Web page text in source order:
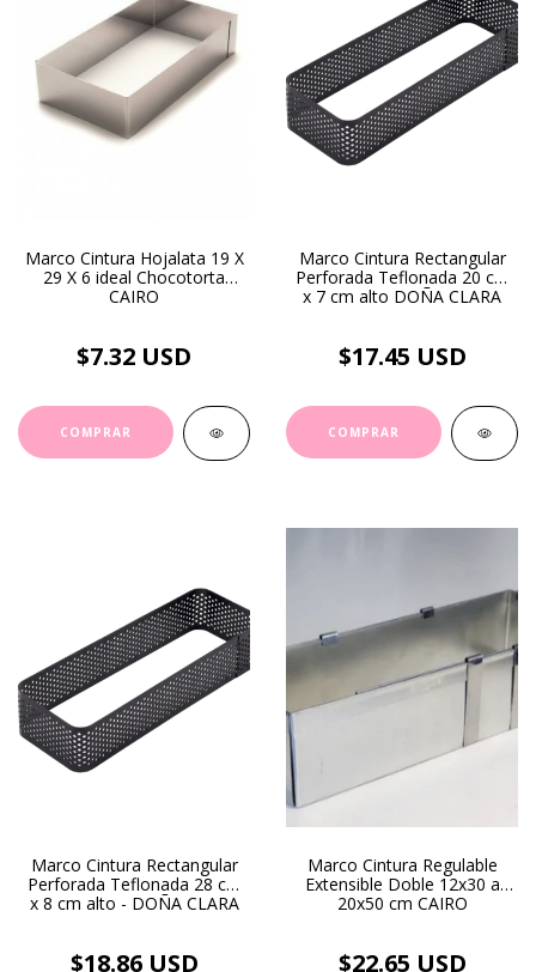
Marco Cintura Hojalata 19 X
29 X 6 ideal Chocotorta
CAIRO
$7.32 USD
Marco Cintura Rectangular
Perforada Teflonada 20 cm
x 7 cm alto DOÑA CLARA
$17.45 USD
Marco Cintura Rectangular
Perforada Teflonada 28 cm
x 8 cm alto - DOÑA CLARA
$18.86 USD
Marco Cintura Regulable
Extensible Doble 12x30 a
20x50 cm CAIRO
$22.65 USD